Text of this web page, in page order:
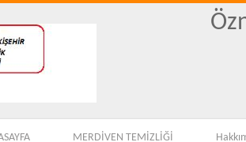
MERDİVEN TEMİZLİĞİ